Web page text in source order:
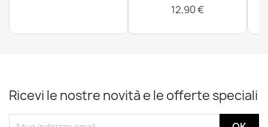
12,90 €
Ricevi le nostre novità e le offerte speciali